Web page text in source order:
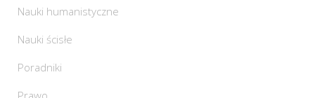
Nauki humanistyczne
Nauki ścisłe
Poradniki
Prawo